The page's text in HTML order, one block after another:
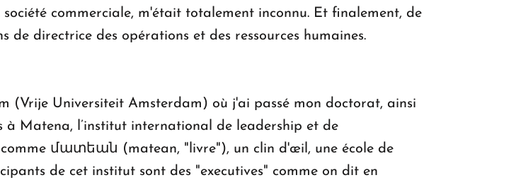
commerciale, m'était totalement inconnu. Et finalement, de
de directrice des opérations et des ressources humaines.
(Vrije Universiteit Amsterdam) où j'ai passé mon doctorat, ainsi
à Matena, l’institut international de leadership et de
comme մատեան (matean, "livre"), un clin d'œil, une école de
de cet institut sont des "executives" comme on dit en